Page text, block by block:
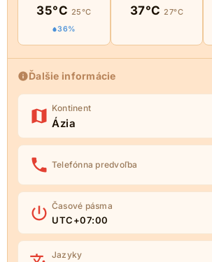
35°C 25°C
36%
37°C27°C
Ďalšie informácie
Kontinent
Ázia
Telefónna predvoľba
Časové pásma
UTC+07:00
Jazyky